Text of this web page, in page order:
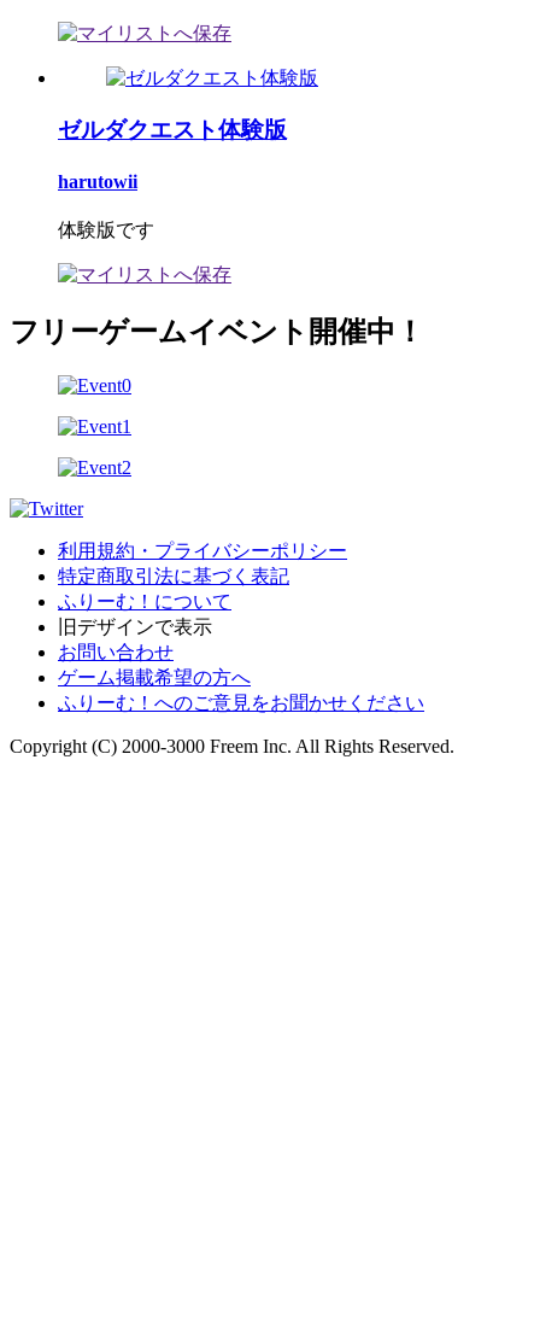
ゼルダクエスト体験版
harutowii
体験版です
フリーゲームイベント開催中！
利用規約・プライバシーポリシー
特定商取引法に基づく表記
ふりーむ！について
旧デザインで表示
お問い合わせ
ゲーム掲載希望の方へ
ふりーむ！へのご意見をお聞かせください
Copyright (C) 2000-3000 Freem Inc. All Rights Reserved.